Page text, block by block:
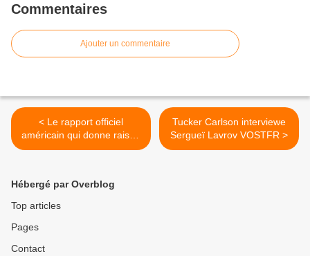
Commentaires
Ajouter un commentaire
< Le rapport officiel
américain qui donne raison
aux complotistes sur la
Tucker Carlson interviewe
Sergueï Lavrov VOSTFR >
Hébergé par Overblog
Top articles
Pages
Contact